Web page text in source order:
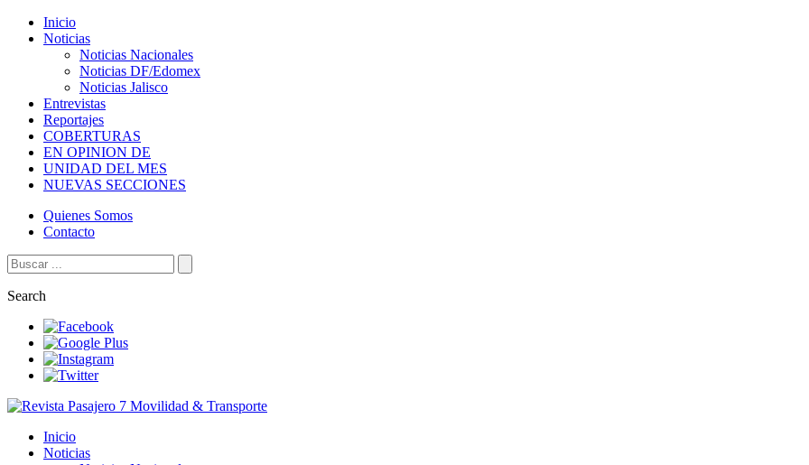
Inicio
Noticias
Noticias Nacionales
Noticias DF/Edomex
Noticias Jalisco
Entrevistas
Reportajes
COBERTURAS
EN OPINION DE
UNIDAD DEL MES
NUEVAS SECCIONES
Quienes Somos
Contacto
Search
Inicio
Noticias